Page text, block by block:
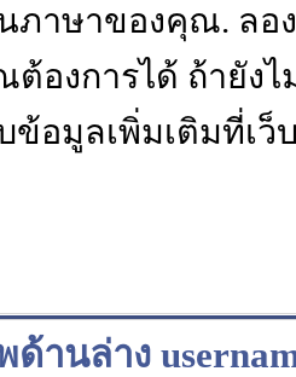
ภาษาของคุณ. ลอง
องการได้ ถ้ายัง
อมูลเพิ่มเติมที่เว็
านล่าง